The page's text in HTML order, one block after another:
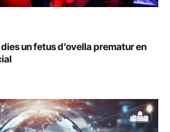
un fetus d’ovella prematur en